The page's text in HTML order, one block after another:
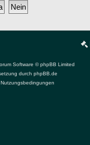
Software © phpBB Limited
durch phpBB.de
Nutzungsbedingungen